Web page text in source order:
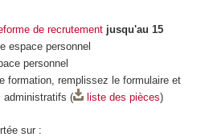
de recrutement jusqu'au 15
espace personnel
personnel
formation, remplissez le formulaire et
administratifs (
liste des pièces)
sur :